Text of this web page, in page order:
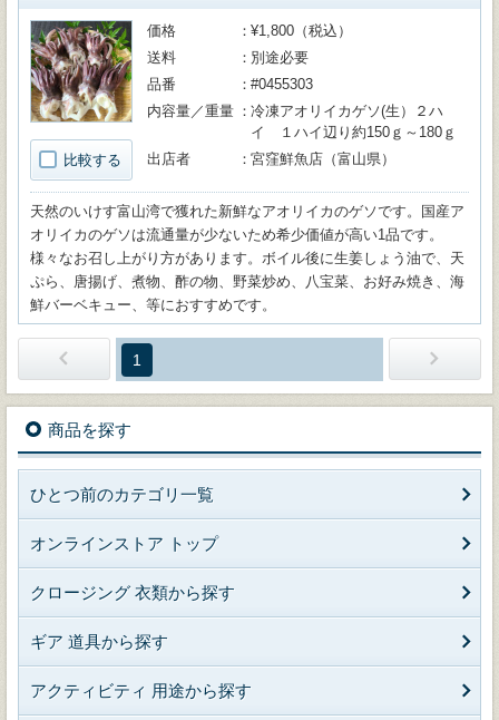
比較する
価格
¥1,800（税込）
送料
別途必要
品番
#0455303
内容量／重量
冷凍アオリイカゲソ(生）２ハ
イ １ハイ辺り約150ｇ～180ｇ
出店者
宮窪鮮魚店（富山県）
天然のいけす富山湾で獲れた新鮮なアオリイカのゲソです。国産ア
オリイカのゲソは流通量が少ないため希少価値が高い1品です。
様々なお召し上がり方があります。ボイル後に生姜しょう油で、天
ぷら、唐揚げ、煮物、酢の物、野菜炒め、八宝菜、お好み焼き、海
鮮バーベキュー、等におすすめです。
1
商品を探す
ひとつ前のカテゴリ一覧
オンラインストア トップ
クロージング 衣類から探す
ギア 道具から探す
アクティビティ 用途から探す